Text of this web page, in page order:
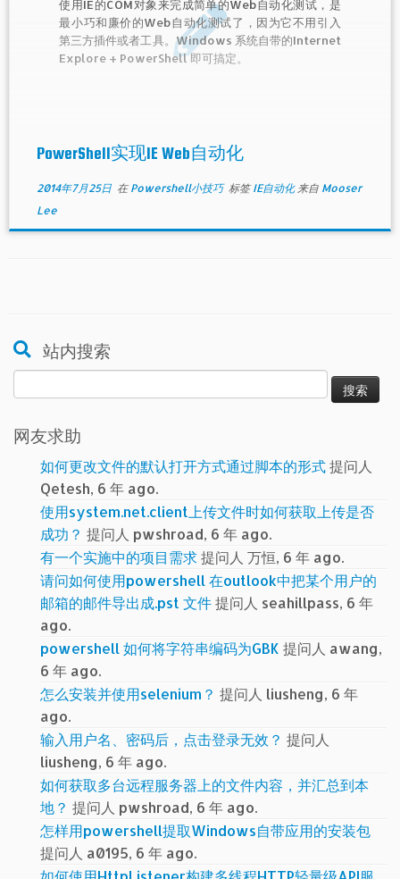
使用IE的COM对象来完成简单的Web自动化测试，是
最小巧和廉价的Web自动化测试了，因为它不用引入
第三方插件或者工具。Windows 系统自带的Internet
Explore + PowerShell 即可搞定。
PowerShell实现IE Web自动化
2014年7月25日在 Powershell小技巧 标签IE自动化 来自 Mooser
Lee
站内搜索
索：
网友求助
如何更改文件的默认打开方式通过脚本的形式提问人
Qetesh, 6 年 ago.
使用system.net.client上传文件时如何获取上传是否
成功？ 提问人 pwshroad, 6 年 ago.
有一个实施中的项目需求提问人 万恒, 6 年 ago.
请问如何使用powershell 在outlook中把某个用户的
邮箱的邮件导出成.pst 文件提问人 seahillpass, 6 年
ago.
powershell 如何将字符串编码为GBK 提问人 awang,
6 年 ago.
怎么安装并使用selenium？ 提问人 liusheng, 6 年
ago.
输入用户名、密码后，点击登录无效？ 提问人
liusheng, 6 年 ago.
如何获取多台远程服务器上的文件内容，并汇总到本
地？ 提问人 pwshroad, 6 年 ago.
怎样用powershell提取Windows自带应用的安装包
提问人 a0195, 6 年 ago.